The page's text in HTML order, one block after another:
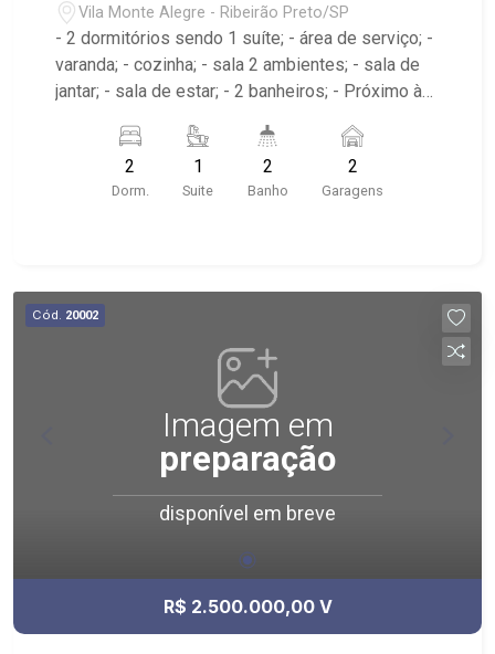
Vila Monte Alegre - Ribeirão Preto/SP
- 2 dormitórios sendo 1 suíte; - área de serviço; -
varanda; - cozinha; - sala 2 ambientes; - sala de
jantar; - sala de estar; - 2 banheiros; - Próximo à
Condomínio com roof top (piscina, academia
entre outros);
2
Dorm.
1
Suite
2
Banho
2
Garagens
Cód. 20002
Imagem em
preparação
disponível em breve
R$ 2.500.000,00 V